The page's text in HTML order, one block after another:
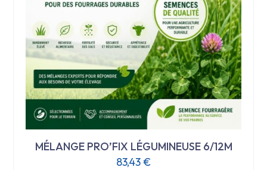
MÉLANGE PRO’FIX LÉGUMINEUSE 6/12M
83,43€